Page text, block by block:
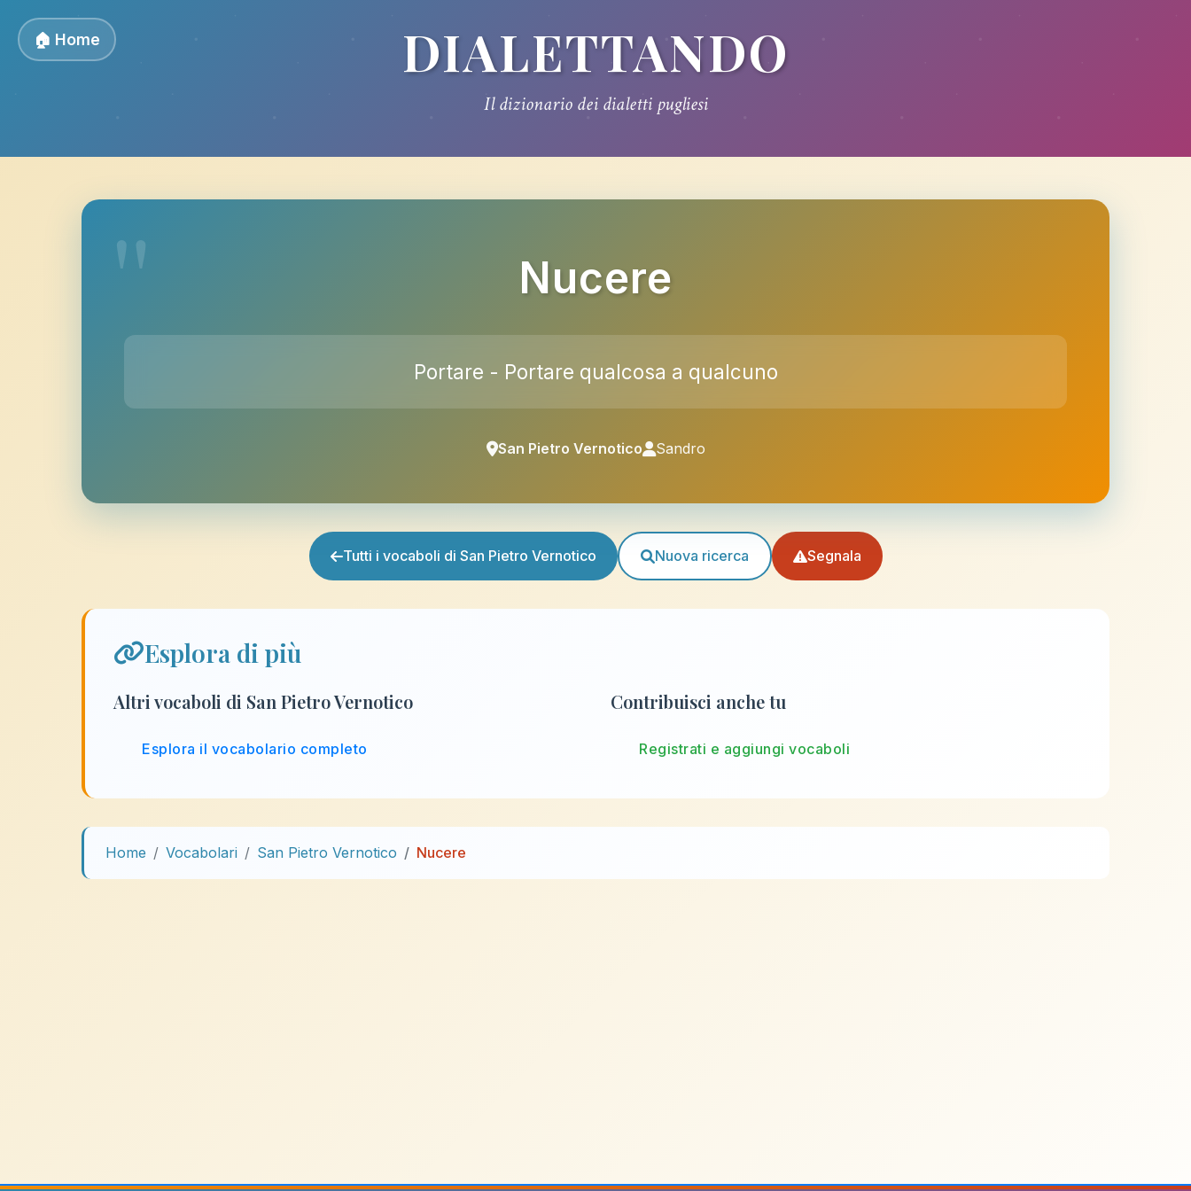
🏠 Home DIALETTANDO
Il dizionario dei dialetti pugliesi
Nucere
Portare - Portare qualcosa a qualcuno
San Pietro Vernotico Sandro
Tutti i vocaboli di San Pietro Vernotico Nuova ricerca Segnala
Esplora di più
Altri vocaboli di San Pietro Vernotico
Esplora il vocabolario completo
Contribuisci anche tu
Registrati e aggiungi vocaboli
Home Vocabolari San Pietro Vernotico Nucere